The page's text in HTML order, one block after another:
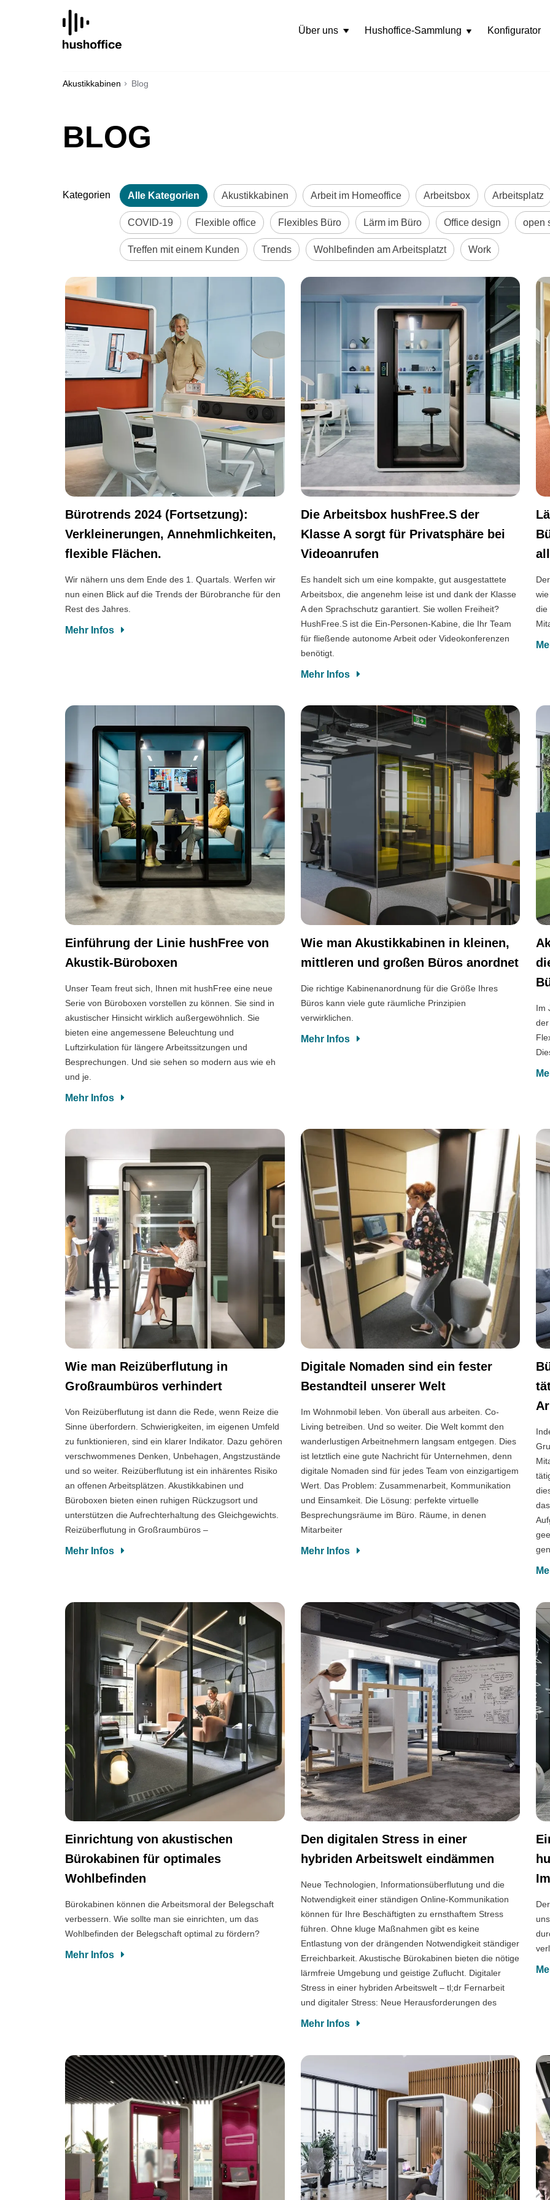
Über uns Hushoffice-SammlungRozwiń
Konfigurator
Akustikkabinen Blog
BLOG
Kategorien Alle Kategorien Akustikkabinen Arbeit im Homeoffice Arbeitsbox Arbeitsplatz
COVID-19 Flexible office Flexibles Büro Lärm im Büro Office design open
Treffen mit einem Kunden Trends Wohlbefinden am Arbeitsplatzt Work
Bürotrends 2024 (Fortsetzung):
Verkleinerungen, Annehmlichkeiten,
flexible Flächen.
Wir nähern uns dem Ende des 1. Quartals. Werfen wir
nun einen Blick auf die Trends der Bürobranche für den
Rest des Jahres.
Mehr Infos
Die Arbeitsbox hushFree.S der
Klasse A sorgt für Privatsphäre bei
Videoanrufen
Es handelt sich um eine kompakte, gut ausgestattete
Arbeitsbox, die angenehm leise ist und dank der Klasse
A den Sprachschutz garantiert. Sie wollen Freiheit?
HushFree.S ist die Ein-Personen-Kabine, die Ihr Team
für fließende autonome Arbeit oder Videokonferenzen
benötigt.
Mehr Infos
die
Einführung der Linie hushFree von
Akustik-Büroboxen
Unser Team freut sich, Ihnen mit hushFree eine neue
Serie von Büroboxen vorstellen zu können. Sie sind in
akustischer Hinsicht wirklich außergewöhnlich. Sie
bieten eine angemessene Beleuchtung und
Luftzirkulation für längere Arbeitssitzungen und
Besprechungen. Und sie sehen so modern aus wie eh
und je.
Mehr Infos
Wie man Akustikkabinen in kleinen,
mittleren und großen Büros anordnet
Die richtige Kabinenanordnung für die Größe Ihres
Büros kann viele gute räumliche Prinzipien
verwirklichen.
Mehr Infos
Im
Wie man Reizüberflutung in
Großraumbüros verhindert
Von Reizüberflutung ist dann die Rede, wenn Reize die
Sinne überfordern. Schwierigkeiten, im eigenen Umfeld
zu funktionieren, sind ein klarer Indikator. Dazu gehören
verschwommenes Denken, Unbehagen, Angstzustände
und so weiter. Reizüberflutung ist ein inhärentes Risiko
an offenen Arbeitsplätzen. Akustikkabinen und
Büroboxen bieten einen ruhigen Rückzugsort und
unterstützen die Aufrechterhaltung des Gleichgewichts.
Reizüberflutung in Großraumbüros –
Mehr Infos
Digitale Nomaden sind ein fester
Bestandteil unserer Welt
Im Wohnmobil leben. Von überall aus arbeiten. Co-
Living betreiben. Und so weiter. Die Welt kommt den
wanderlustigen Arbeitnehmern langsam entgegen. Dies
ist letztlich eine gute Nachricht für Unternehmen, denn
digitale Nomaden sind für jedes Team von einzigartigem
Wert. Das Problem: Zusammenarbeit, Kommunikation
und Einsamkeit. Die Lösung: perfekte virtuelle
Besprechungsräume im Büro. Räume, in denen
Mitarbeiter
Mehr Infos
Einrichtung von akustischen
Bürokabinen für optimales
Wohlbefinden
Bürokabinen können die Arbeitsmoral der Belegschaft
verbessern. Wie sollte man sie einrichten, um das
Wohlbefinden der Belegschaft optimal zu fördern?
Mehr Infos
Den digitalen Stress in einer
hybriden Arbeitswelt eindämmen
Neue Technologien, Informationsüberflutung und die
Notwendigkeit einer ständigen Online-Kommunikation
können für Ihre Beschäftigten zu ernsthaftem Stress
führen. Ohne kluge Maßnahmen gibt es keine
Entlastung von der drängenden Notwendigkeit ständiger
Erreichbarkeit. Akustische Bürokabinen bieten die nötige
lärmfreie Umgebung und geistige Zuflucht. Digitaler
Stress in einer hybriden Arbeitswelt – tl;dr Fernarbeit
und digitaler Stress: Neue Herausforderungen des
Mehr Infos